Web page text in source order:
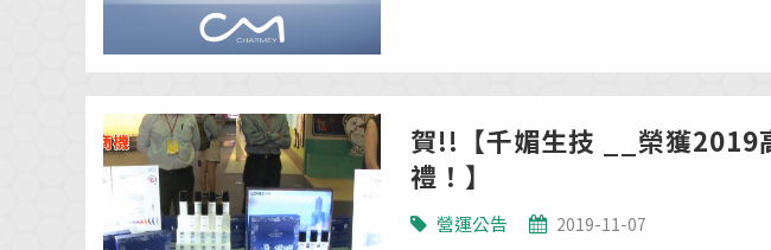
賀!!【千媚生技 __榮獲2019
禮！】
營運公告 2019-11-07